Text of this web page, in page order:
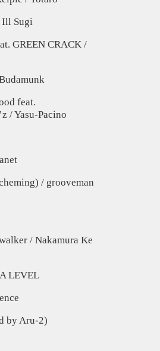
Ill Sugi
GREEN CRACK /
feat.
/ Yasu-Pacino
/ grooveman
/ Nakamura Ke
LEVEL
by Aru-2)